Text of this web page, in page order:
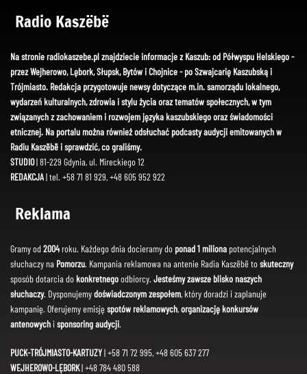
Radio Kaszëbë
Na stronie radiokaszebe.pl znajdziecie informacje z Kaszub: od Półwyspu Helskiego -
przez Wejherowo, Lębork, Słupsk, Bytów i Chojnice - po Szwajcarię Kaszubską i
Trójmiasto. Redakcja przygotowuje newsy dotyczące m.in. samorządu lokalnego,
wydarzeń kulturalnych, zdrowia i stylu życia oraz tematów społecznych, w tym
związanych z zachowaniem i rozwojem języka kaszubskiego oraz świadomości
etnicznej. Na portalu można również odsłuchać podcasty audycji emitowanych w
Radiu Kaszëbë i sprawdzić, co graliśmy.
STUDIO| 81-229 Gdynia, ul. Mireckiego 12
REDAKCJA| tel. +58 71 81 929, +48 605 952 922
Reklama
Gramy od 2004roku. Każdego dnia docieramy do ponad 1 miliona potencjalnych
słuchaczy na Pomorzu. Kampania reklamowa na antenie Radia Kaszëbë toskuteczny
sposób dotarcia dokonkretnegoodbiorcy. Jesteśmy zawsze blisko naszych
słuchaczy. Dysponujemydoświadczonym zespołem, który doradzi i zaplanuje
kampanię. Oferujemy emisję spotów reklamowych,organizację konkursów
antenowychi sponsoring audycji.
PUCK-TRÓJMIASTO-KARTUZY| +58 71 72 995, +48 605 637 277
WEJHEROWO-LĘBORK| +48 784 480 588